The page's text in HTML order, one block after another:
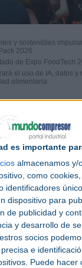
es importante
almacenamos y/
como
identificadores
dispositivo para
de publicidad y
y desarrollo de
socios
e
Puede hacer
y sostenibles
2026
de Expo FoodTech
el uso de IA, datos y
alimentaria
Industry 2026
mayo en el BEC
los
para analizar
el futuro del
y la
feria se
Foodtech,
de encuentro
y para el
más